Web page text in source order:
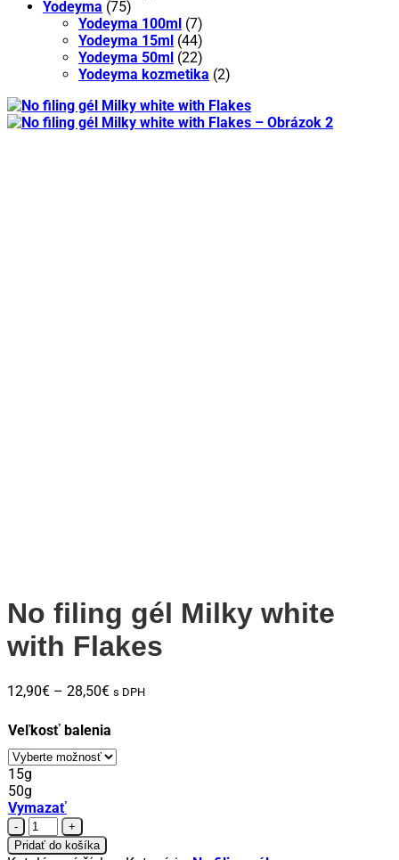
Yodeyma (75)
Yodeyma 100ml (7)
Yodeyma 15ml (44)
Yodeyma 50ml (22)
Yodeyma kozmetika (2)
No filing gél Milky white
with Flakes
12,90€ – 28,50€Price
12,90€
through
28,50€
s DPH
Veľkosť balenia
15g
50g
Vymazať
množstvo
No
Pridať do košíka